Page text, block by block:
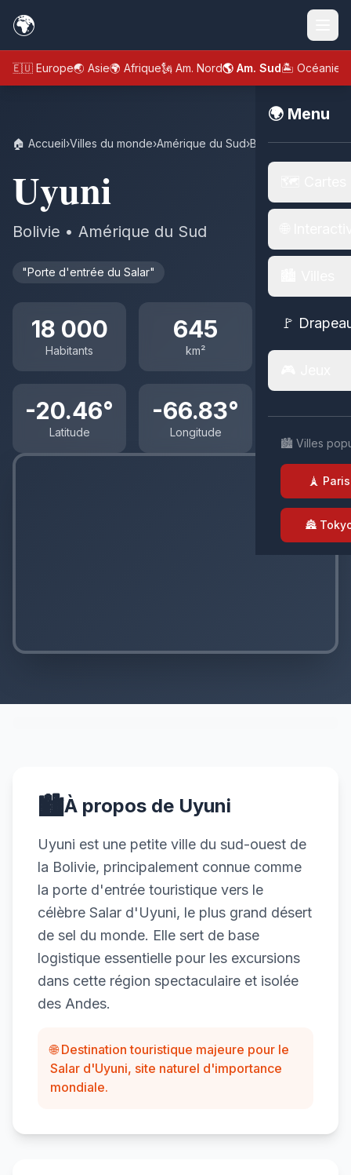
🌍
🇪🇺 Europe🌏 Asie🌍 Afrique🗽 Am. Nord🌎 Am. Sud🏝️ Océanie
🌍 Menu
🚩
🏙️ Villes
🗼 Paris
🏯
🏠 Accueil›Villes du monde›Amérique du Sud›Bolivie›Uyuni
Uyuni
Bolivie • Amérique du Sud
"Porte d'entrée du Salar"
18 000
Habitants
645
km²
-20.46°
Latitude
-66.83°
Longitude
🏙️À propos de Uyuni
Uyuni est une petite ville du sud-ouest de
la Bolivie, principalement connue comme
la porte d'entrée touristique vers le
célèbre Salar d'Uyuni, le plus grand désert
de sel du monde. Elle sert de base
logistique essentielle pour les excursions
dans cette région spectaculaire et isolée
des Andes.
🌐 Destination touristique majeure pour le
Salar d'Uyuni, site naturel d'importance
mondiale.